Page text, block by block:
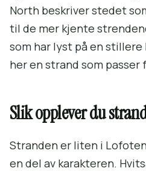
North beskriver stedet
til de mer kjente
som har lyst på en
her en strand som passer
Slik opplever du
Stranden er liten i
en del av karakteren.